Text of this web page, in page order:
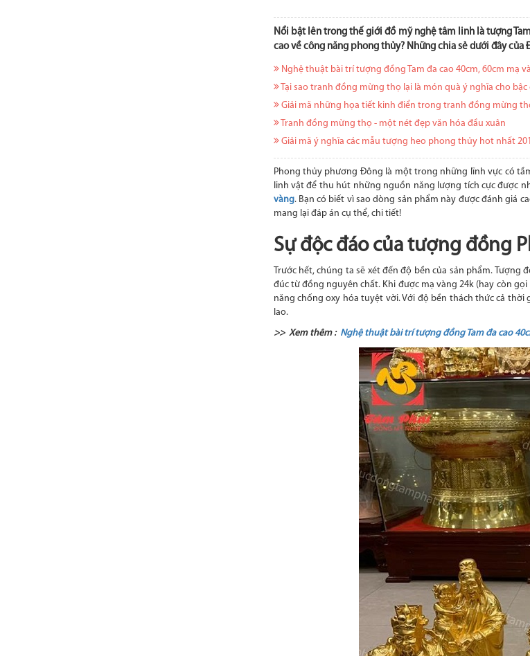
Nổi bật lên trong thế giới đồ mỹ nghệ tâm linh là tượng
cao về công năng phong thủy? Những chia sẻ dưới đây
Nghệ thuật bài trí tượng đồng Tam đa cao 40cm, 60cm mạ
Tại sao tranh đồng mừng thọ lại là món quà ý nghĩa cho bậc
Giải mã những họa tiết kinh điển trong tranh đồng mừng
Tranh đồng mừng thọ - một nét đẹp văn hóa đầu xuân
Giải mã ý nghĩa các mẫu tượng heo phong thủy hot nhất
Phong thủy phương Đông là một trong những lĩnh vực có
linh vật để thu hút những nguồn năng lượng tích cực được
vàng. Bạn có biết vì sao dòng sản phẩm này được đánh giá
mang lại đáp án cụ thể, chi tiết!
Sự độc đáo của tượng đồng
Trước hết, chúng ta sẽ xét đến độ bền của sản phẩm.
đúc từ đồng nguyên chất. Khi được mạ vàng 24k (hay còn
năng chống oxy hóa tuyệt vời. Với độ bền thách thức cả
lao.
>> Xem thêm : Nghệ thuật bài trí tượng đồng Tam đa cao